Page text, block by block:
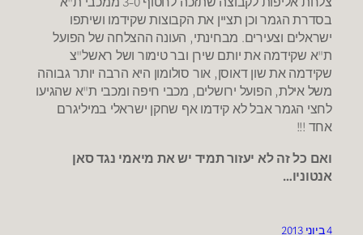
בסדרת הגמר וכן תציין את הקבוצות שקידמו ושיתפו
ישראלים וצעירים. מבחינתי, העונה ההצלחה של הפועל
ת"א שקידמה את יותם שירן ובר טימור ושל ראשל"צ
שקידמה את שון דאוסן, אור סולומון היא הרבה יותר גבוהה
משל אילת, הפועל ירושלים, מכבי חיפה ומכבי ת"א שהגיעו
לחצי הגמר אבל לא קידמו אף שחקן ישראלי במיליגרם
אחד !!!
ואם כל זה לא יעזור תמיד יש את מיאמי נגד סאן
אנטוניו…
4 ביוני 2013